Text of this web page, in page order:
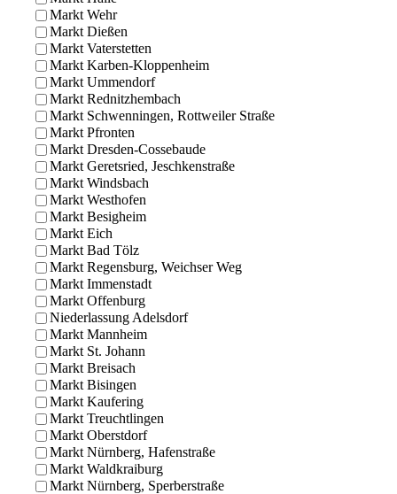
Markt Wehr
Markt Dießen
Markt Vaterstetten
Markt Karben-Kloppenheim
Markt Ummendorf
Markt Rednitzhembach
Markt Schwenningen, Rottweiler Straße
Markt Pfronten
Markt Dresden-Cossebaude
Markt Geretsried, Jeschkenstraße
Markt Windsbach
Markt Westhofen
Markt Besigheim
Markt Eich
Markt Bad Tölz
Markt Regensburg, Weichser Weg
Markt Immenstadt
Markt Offenburg
Niederlassung Adelsdorf
Markt Mannheim
Markt St. Johann
Markt Breisach
Markt Bisingen
Markt Kaufering
Markt Treuchtlingen
Markt Oberstdorf
Markt Nürnberg, Hafenstraße
Markt Waldkraiburg
Markt Nürnberg, Sperberstraße